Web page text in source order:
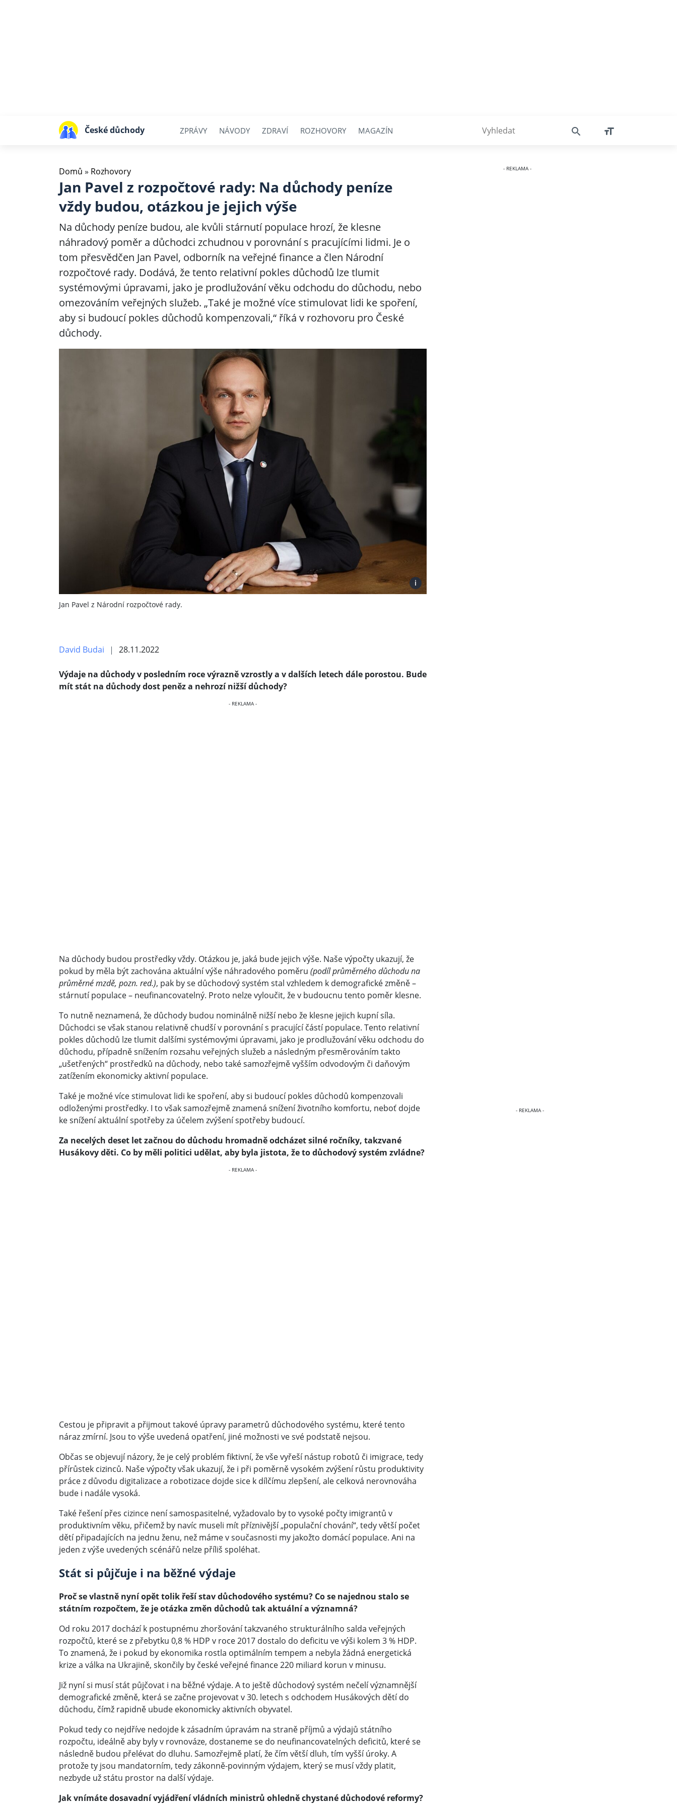
České důchody ZPRÁVY NÁVODY ZDRAVÍ ROZHOVORY MAGAZÍN
Domů » Rozhovory
Jan Pavel z rozpočtové rady: Na důchody peníze
vždy budou, otázkou je jejich výše
Na důchody peníze budou, ale kvůli stárnutí populace hrozí, že klesne
náhradový poměr a důchodci zchudnou v porovnání s pracujícími lidmi. Je o
tom přesvědčen Jan Pavel, odborník na veřejné finance a člen Národní
rozpočtové rady. Dodává, že tento relativní pokles důchodů lze tlumit
systémovými úpravami, jako je prodlužování věku odchodu do důchodu, nebo
omezováním veřejných služeb. „Také je možné více stimulovat lidi ke spoření,
aby si budoucí pokles důchodů kompenzovali,“ říká v rozhovoru pro České
důchody.
i
Jan Pavel z Národní rozpočtové rady.
David Budai 28.11.2022
Výdaje na důchody v posledním roce výrazně vzrostly a v dalších letech dále porostou. Bude
mít stát na důchody dost peněz a nehrozí nižší důchody?
Na důchody budou prostředky vždy. Otázkou je, jaká bude jejich výše. Naše výpočty ukazují, že
pokud by měla být zachována aktuální výše náhradového poměru (podíl průměrného důchodu na
průměrné mzdě, pozn. red.), pak by se důchodový systém stal vzhledem k demografické změně –
stárnutí populace – neufinancovatelný. Proto nelze vyloučit, že v budoucnu tento poměr klesne.
To nutně neznamená, že důchody budou nominálně nižší nebo že klesne jejich kupní síla.
Důchodci se však stanou relativně chudší v porovnání s pracující částí populace. Tento relativní
pokles důchodů lze tlumit dalšími systémovými úpravami, jako je prodlužování věku odchodu do
důchodu, případně snížením rozsahu veřejných služeb a následným přesměrováním takto
„ušetřených“ prostředků na důchody, nebo také samozřejmě vyšším odvodovým či daňovým
zatížením ekonomicky aktivní populace.
Také je možné více stimulovat lidi ke spoření, aby si budoucí pokles důchodů kompenzovali
odloženými prostředky. I to však samozřejmě znamená snížení životního komfortu, neboť dojde
ke snížení aktuální spotřeby za účelem zvýšení spotřeby budoucí.
Za necelých deset let začnou do důchodu hromadně odcházet silné ročníky, takzvané
Husákovy děti. Co by měli politici udělat, aby byla jistota, že to důchodový systém zvládne?
Cestou je připravit a přijmout takové úpravy parametrů důchodového systému, které tento
náraz zmírní. Jsou to výše uvedená opatření, jiné možnosti ve své podstatě nejsou.
Občas se objevují názory, že je celý problém fiktivní, že vše vyřeší nástup robotů či imigrace, tedy
přírůstek cizinců. Naše výpočty však ukazují, že i při poměrně vysokém zvýšení růstu produktivity
práce z důvodu digitalizace a robotizace dojde sice k dílčímu zlepšení, ale celková nerovnováha
bude i nadále vysoká.
Také řešení přes cizince není samospasitelné, vyžadovalo by to vysoké počty imigrantů v
produktivním věku, přičemž by navíc museli mít příznivější „populační chování“, tedy větší počet
dětí připadajících na jednu ženu, než máme v současnosti my jakožto domácí populace. Ani na
jeden z výše uvedených scénářů nelze příliš spoléhat.
Stát si půjčuje i na běžné výdaje
Proč se vlastně nyní opět tolik řeší stav důchodového systému? Co se najednou stalo se
státním rozpočtem, že je otázka změn důchodů tak aktuální a významná?
Od roku 2017 dochází k postupnému zhoršování takzvaného strukturálního salda veřejných
rozpočtů, které se z přebytku 0,8 % HDP v roce 2017 dostalo do deficitu ve výši kolem 3 % HDP.
To znamená, že i pokud by ekonomika rostla optimálním tempem a nebyla žádná energetická
krize a válka na Ukrajině, skončily by české veřejné finance 220 miliard korun v minusu.
Již nyní si musí stát půjčovat i na běžné výdaje. A to ještě důchodový systém nečelí významnější
demografické změně, která se začne projevovat v 30. letech s odchodem Husákových dětí do
důchodu, čímž rapidně ubude ekonomicky aktivních obyvatel.
Pokud tedy co nejdříve nedojde k zásadním úpravám na straně příjmů a výdajů státního
rozpočtu, ideálně aby byly v rovnováze, dostaneme se do neufinancovatelných deficitů, které se
následně budou přelévat do dluhu. Samozřejmě platí, že čím větší dluh, tím vyšší úroky. A
protože ty jsou mandatorním, tedy zákonně-povinným výdajem, který se musí vždy platit,
nezbyde už státu prostor na další výdaje.
Jak vnímáte dosavadní vyjádření vládních ministrů ohledně chystané důchodové reformy?